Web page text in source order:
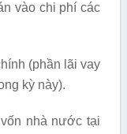
vào chi phí các
(phần lãi vay
kỳ này).
nhà nước tại